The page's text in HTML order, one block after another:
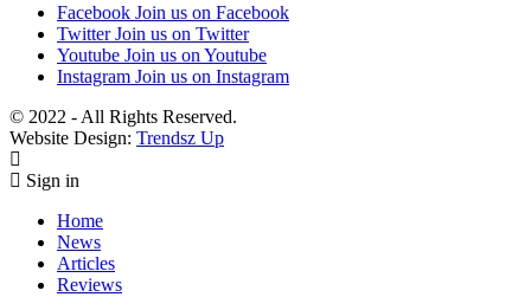
Facebook Join us on Facebook
Twitter Join us on Twitter
Youtube Join us on Youtube
Instagram Join us on Instagram
© 2022 - All Rights Reserved.
Website Design: Trendsz Up
Sign in
Home
News
Articles
Reviews